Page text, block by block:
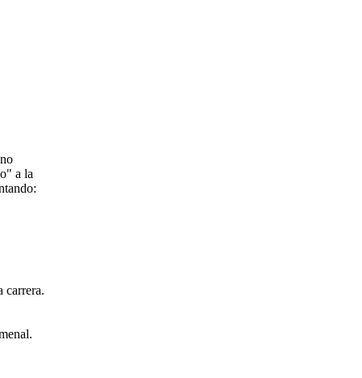
a la
carrera.